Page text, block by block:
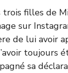
trois filles de
sur
de lui avoir
toujours
sa